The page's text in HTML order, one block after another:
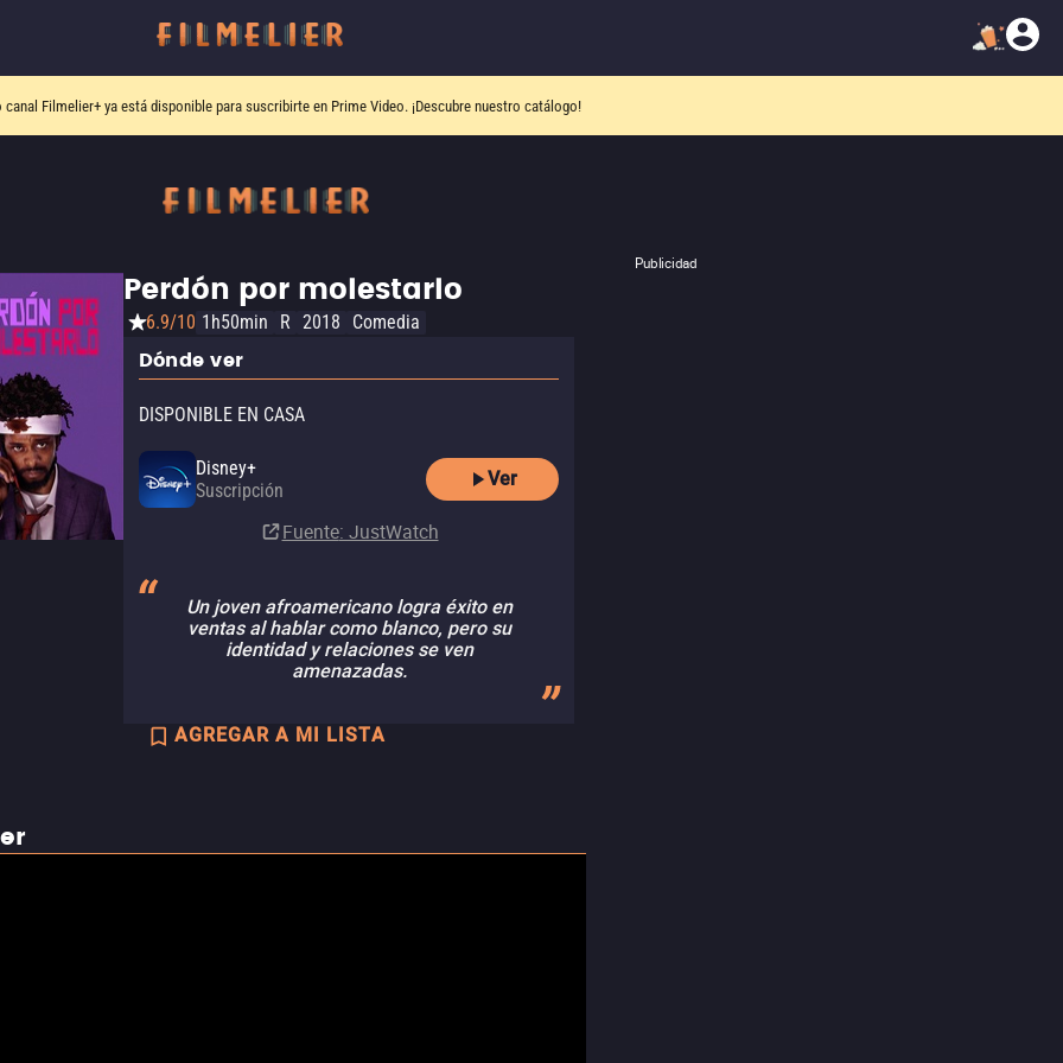
canal Filmelier+ya está disponible para suscribirte en Prime Video. ¡Descubre nuestro catálogo!
Publicidad
Perdón por molestarlo
6.9/10 1h50min R 2018 Comedia
Dónde ver
DISPONIBLE EN CASA
Disney+
Suscripción
Ver
Fuente: JustWatch
Un joven afroamericano logra éxito en
ventas al hablar como blanco, pero su
identidad y relaciones se ven
amenazadas.
AGREGAR A MI LISTA